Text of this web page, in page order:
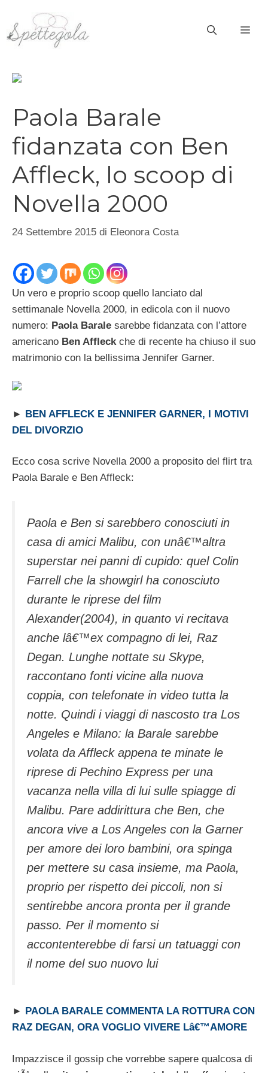
contenuto
Paola Barale
fidanzata con Ben
Affleck, lo scoop di
Novella 2000
24 Settembre 2015 di Eleonora Costa
Un vero e proprio scoop quello lanciato dal
settimanale Novella 2000, in edicola con il nuovo
numero: Paola Barale sarebbe fidanzata con l’attore
americano Ben Affleck che di recente ha chiuso il suo
matrimonio con la bellissima Jennifer Garner.
► BEN AFFLECK E JENNIFER GARNER, I MOTIVI
DEL DIVORZIO
Ecco cosa scrive Novella 2000 a proposito del flirt tra
Paola Barale e Ben Affleck:
Paola e Ben si sarebbero conosciuti in
casa di amici Malibu, con unâ€™altra
superstar nei panni di cupido: quel Colin
Farrell che la showgirl ha conosciuto
durante le riprese del film
Alexander(2004), in quanto vi recitava
anche lâ€™ex compagno di lei, Raz
Degan. Lunghe nottate su Skype,
raccontano fonti vicine alla nuova
coppia, con telefonate in video tutta la
notte. Quindi i viaggi di nascosto tra Los
Angeles e Milano: la Barale sarebbe
volata da Affleck appena te minate le
riprese di Pechino Express per una
vacanza nella villa di lui sulle spiagge di
Malibu. Pare addirittura che Ben, che
ancora vive a Los Angeles con la Garner
per amore dei loro bambini, ora spinga
per mettere su casa insieme, ma Paola,
proprio per rispetto dei piccoli, non si
sentirebbe ancora pronta per il grande
passo. Per il momento si
accontenterebbe di farsi un tatuaggi con
il nome del suo nuovo lui
► PAOLA BARALE COMMENTA LA ROTTURA CON
RAZ DEGAN, ORA VOGLIO VIVERE Lâ€™AMORE
Impazzisce il gossip che vorrebbe sapere qualcosa di